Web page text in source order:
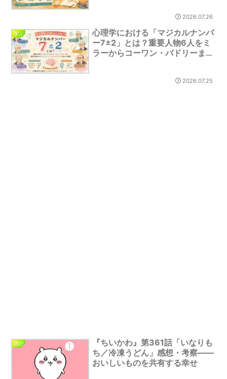
2026.07.26
学ぶ
心理学における「マジカルナンバ
ー7±2」とは？重要人物6人をミ
ラーからコーワン・バドリーまで
2026.07.25
感想
『ちいかわ』第361話「いなりも
ち／冷凍うどん」感想・考察――
おいしいものを共有する幸せ